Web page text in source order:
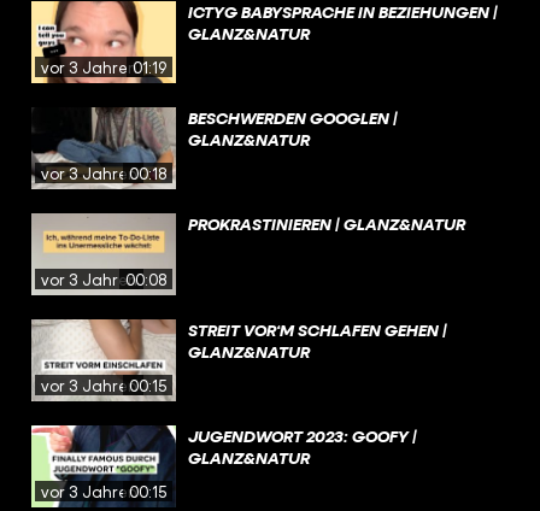
vor 3 Jahren01:19
ICTYG BABYSPRACHE IN BEZIEHUNGEN |
GLANZ&NATUR
vor 3 Jahren00:18
BESCHWERDEN GOOGLEN |
GLANZ&NATUR
vor 3 Jahren00:08
PROKRASTINIEREN | GLANZ&NATUR
vor 3 Jahren00:15
STREIT VOR‘M SCHLAFEN GEHEN |
GLANZ&NATUR
vor 3 Jahren00:15
JUGENDWORT 2023: GOOFY |
GLANZ&NATUR